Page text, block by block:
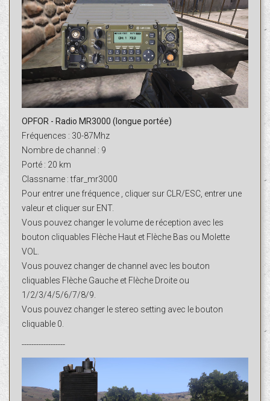
OPFOR - Radio MR3000 (longue portée)
Fréquences : 30-87Mhz
Nombre de channel : 9
Porté : 20 km
Classname : tfar_mr3000
Pour entrer une fréquence , cliquer sur CLR/ESC, entrer une
valeur et cliquer sur ENT.
Vous pouvez changer le volume de réception avec les
bouton cliquables Flèche Haut et Flèche Bas ou Molette
VOL.
Vous pouvez changer de channel avec les bouton
cliquables Flèche Gauche et Flèche Droite ou
1/2/3/4/5/6/7/8/9.
Vous pouvez changer le stereo setting avec le bouton
cliquable 0.
------------------